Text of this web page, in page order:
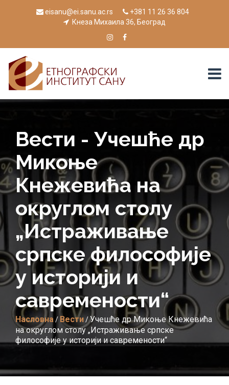
eisanu@ei.sanu.ac.rs
+381 11 26 36 804
Кнеза Михаила 36, Београд
Вести - Учешће др
Микоње
Кнежевића на
округлом столу
„Истраживање
српске философије
у историји и
савремености“
Насловна/ Вести/Учешће др Микоње Кнежевића
на округлом столу „Истраживање српске
философије у историји и савремености“